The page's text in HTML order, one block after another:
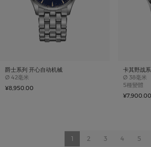
爵士系列 开心自动机械
Ø Case size
42毫米
¥8,950.00
卡其野战
Ø Case size
38毫米
5種變體
¥7,900.00
Page
You're
1 Page
2 Page
3 Page
4 Page
5